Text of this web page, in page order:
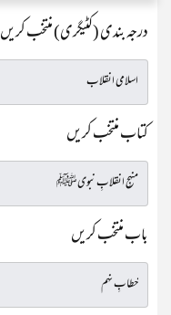
درجہ بندی (کٹیگری) منتخب کریں
کتاب منتخب کریں
باب منتخب کریں